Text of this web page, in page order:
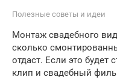
Полезные советы и идеи
Монтаж свадебного
сколько
отдаст. Если это будет
клип и свадебный